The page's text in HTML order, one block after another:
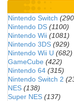
Nintendo Switch
Nintendo DS (1100)
Nintendo Wii (1081)
Nintendo 3DS (929)
Nintendo Wii U (682)
GameCube (422)
Nintendo 64 (315)
Nintendo Switch 2
NES (138)
Super NES (137)